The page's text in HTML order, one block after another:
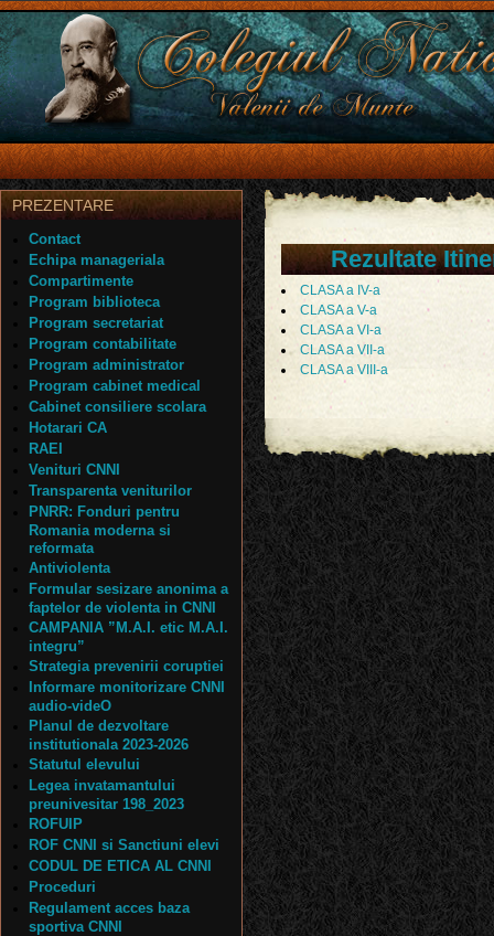
Rezultate
CLASA a IV-a
CLASA a V-a
CLASA a VI-a
CLASA a VII-a
CLASA a VIII-a
PREZENTARE
Contact
Echipa manageriala
Compartimente
Program biblioteca
Program secretariat
Program contabilitate
Program administrator
Program cabinet medical
Cabinet consiliere scolara
Hotarari CA
RAEI
Venituri CNNI
Transparenta veniturilor
PNRR: Fonduri pentru
Romania moderna si
reformata
Antiviolenta
Formular sesizare anonima a
faptelor de violenta in CNNI
CAMPANIA ”M.A.I. etic M.A.I.
integru”
Strategia prevenirii coruptiei
Informare monitorizare CNNI
audio-videO
Planul de dezvoltare
institutionala 2023-2026
Statutul elevului
Legea invatamantului
preunivesitar 198_2023
ROFUIP
ROF CNNI si Sanctiuni elevi
CODUL DE ETICA AL CNNI
Proceduri
Regulament acces baza
sportiva CNNI